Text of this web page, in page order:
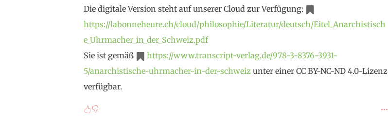
Die digitale Version steht auf unserer Cloud zur Verfügung:
https://labonneheure.ch/cloud/philosophie/Literatur/deutsch/Eitel_Anarchistisch
e_Uhrmacher_in_der_Schweiz.pdf
Sie ist gemäß
https://www.transcript-verlag.de/978-3-8376-3931-
5/anarchistische-uhrmacher-in-der-schweiz unter einer CC BY-NC-ND 4.0-Lizenz
verfügbar.